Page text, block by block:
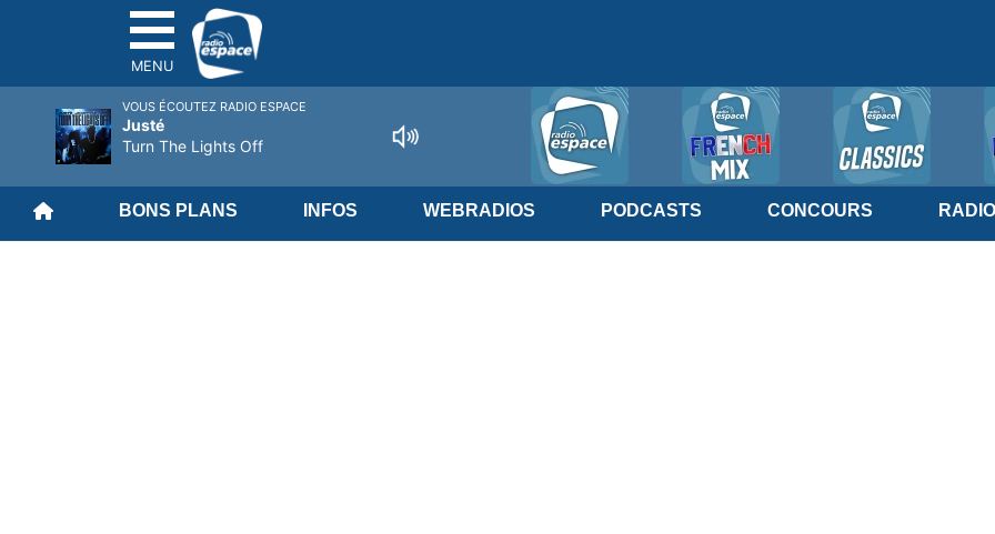
MENU
BONS PLANS INFOS WEBRADIOS PODCASTS CONCOURS RADIO
VOUS ÉCOUTEZ RADIO ESPACE
Justé
Turn The Lights Off